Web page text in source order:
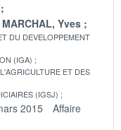
MARCHAL, Yves
DU DEVELOPPEMENT
(IGA)
ET DES
(IGSJ)
2015
Affaire